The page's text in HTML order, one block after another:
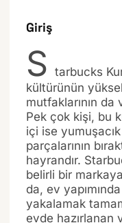
Giriş
S tarbucks
kültürünün
mutfaklarının
Pek çok kişi, bu
içi ise
parçalarının
hayrandır.
belirli bir
da, ev
yakalamak
evde hazırlanan